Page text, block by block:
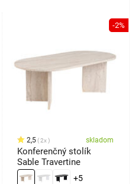
-2%
2,5 2x skladom
Konferenčný stolík
Sable Travertine
+5